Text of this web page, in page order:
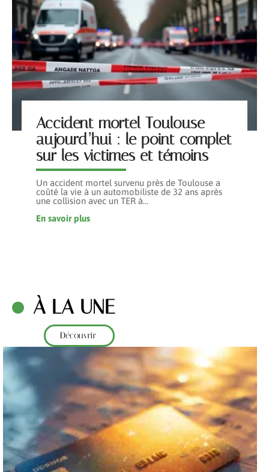
Accident mortel Toulouse
aujourd’hui : le point complet
sur les victimes et témoins
Un accident mortel survenu près de Toulouse a
coûté la vie à un automobiliste de 32 ans après
une collision avec un TER à…
En savoir plus
À LA UNE
Découvrir